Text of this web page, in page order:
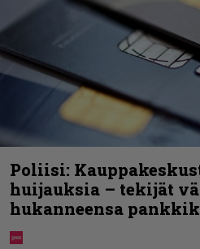
Poliisi:
huijauksia – tekijät
hukanneensa